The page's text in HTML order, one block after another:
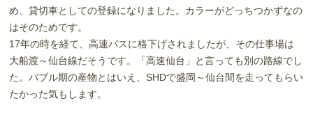
め、貸切車としての登録になりました。カラーがどっちつかずなの
はそのためです。
17年の時を経て、高速バスに格下げされましたが、その仕事場は
大船渡～仙台線だそうです。「高速仙台」と言っても別の路線でし
た。バブル期の産物とはいえ、SHDで盛岡～仙台間を走ってもらい
たかった気もします。